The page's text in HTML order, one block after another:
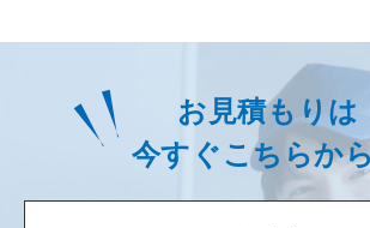
お見積もりは
今すぐこちらか